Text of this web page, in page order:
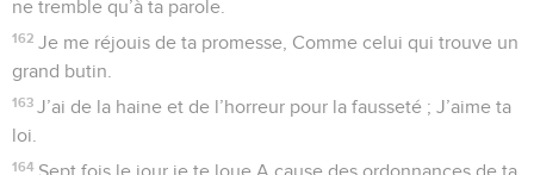
ne tremble qu’à ta parole.
162 Je me réjouis de ta promesse, Comme celui qui trouve un
grand butin.
163 J’ai de la haine et de l’horreur pour la fausseté ; J’aime ta
loi.
164 Sept fois le jour je te loue A cause des ordonnances de ta